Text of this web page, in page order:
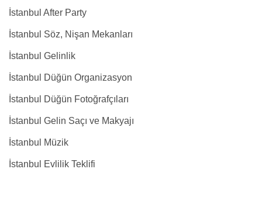
İstanbul After Party
İstanbul Söz, Nişan Mekanları
İstanbul Gelinlik
İstanbul Düğün Organizasyon
İstanbul Düğün Fotoğrafçıları
İstanbul Gelin Saçı ve Makyajı
İstanbul Müzik
İstanbul Evlilik Teklifi